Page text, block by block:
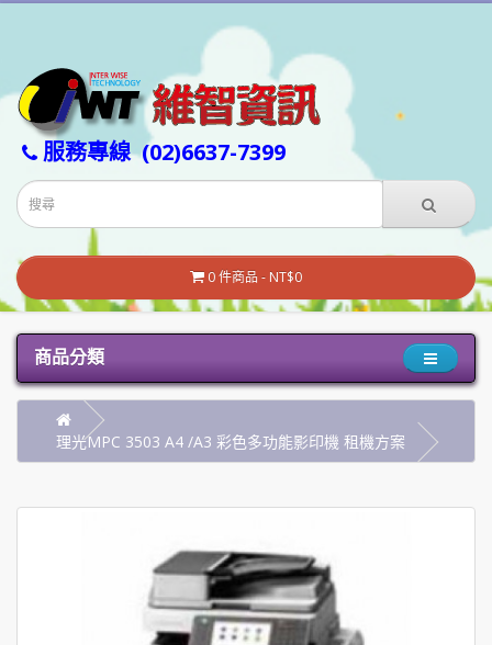
服務專線(02)6637-7399
0 件商品 - NT$0
商品分類
理光MPC 3503 A4 /A3 彩色多功能影印機 租機方案